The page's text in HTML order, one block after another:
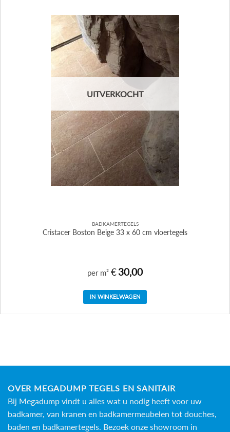
UITVERKOCHT
BADKAMERTEGELS
Cristacer Boston Beige 33 x 60 cm vloertegels
per m² €30,00
IN WINKELWAGEN
OVER MEGADUMP TEGELS EN SANITAIR
Bij Megadump vindt u alles wat u nodig heeft voor uw
badkamer, van kranen en badkamermeubelen tot douches,
baden en badkamertegels . Bezoek onze showroom in